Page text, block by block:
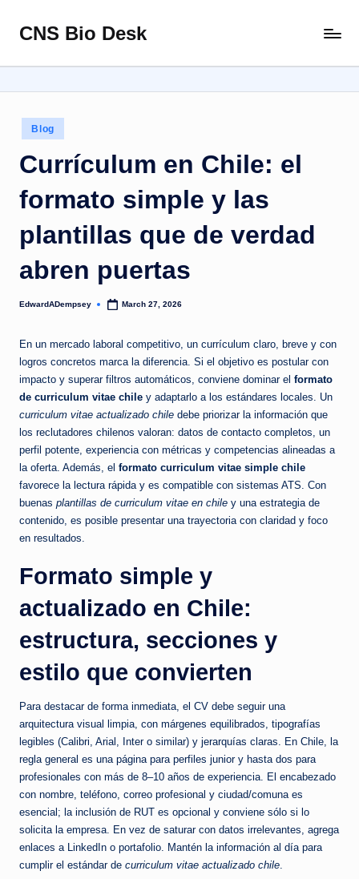
Skip
content
CNS Bio Desk
Life
Story
Posted
in
Blog
Currículum en Chile: el
formato simple y las
plantillas que de verdad
abren puertas
Posted
EdwardADempsey March 27, 2026
En un mercado laboral competitivo, un currículum claro, breve y con
logros concretos marca la diferencia. Si el objetivo es postular con
impacto y superar filtros automáticos, conviene dominar el formato
de curriculum vitae chile y adaptarlo a los estándares locales. Un
curriculum vitae actualizado chile debe priorizar la información que
los reclutadores chilenos valoran: datos de contacto completos, un
perfil potente, experiencia con métricas y competencias alineadas a
la oferta. Además, el formato curriculum vitae simple chile
favorece la lectura rápida y es compatible con sistemas ATS. Con
buenas plantillas de curriculum vitae en chile y una estrategia de
contenido, es posible presentar una trayectoria con claridad y foco
en resultados.
Formato simple y
actualizado en Chile:
estructura, secciones y
estilo que convierten
Para destacar de forma inmediata, el CV debe seguir una
arquitectura visual limpia, con márgenes equilibrados, tipografías
legibles (Calibri, Arial, Inter o similar) y jerarquías claras. En Chile, la
regla general es una página para perfiles junior y hasta dos para
profesionales con más de 8–10 años de experiencia. El encabezado
con nombre, teléfono, correo profesional y ciudad/comuna es
esencial; la inclusión de RUT es opcional y conviene sólo si lo
solicita la empresa. En vez de saturar con datos irrelevantes, agrega
enlaces a LinkedIn o portafolio. Mantén la información al día para
cumplir el estándar de curriculum vitae actualizado chile.